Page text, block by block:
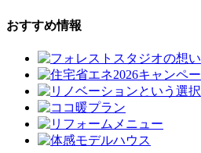
おすすめ情報